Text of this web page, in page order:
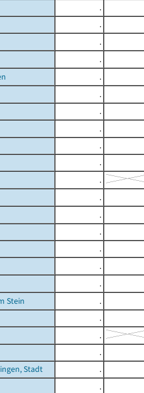
.
.
.
.
.
.
.
.
.
.
.
.
.
.
.
.
.
Stein
.
.
.
.
Stadt
.
.